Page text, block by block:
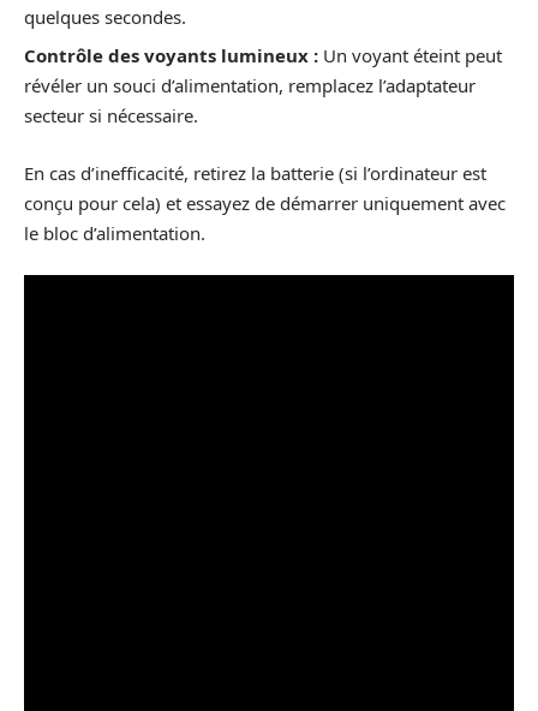
quelques secondes.
Contrôle des voyants lumineux : Un voyant éteint peut
révéler un souci d’alimentation, remplacez l’adaptateur
secteur si nécessaire.
En cas d’inefficacité, retirez la batterie (si l’ordinateur est
conçu pour cela) et essayez de démarrer uniquement avec
le bloc d’alimentation.